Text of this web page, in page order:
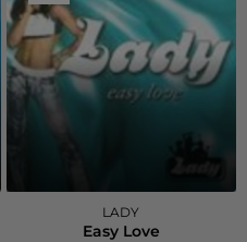
LADY
Easy Love